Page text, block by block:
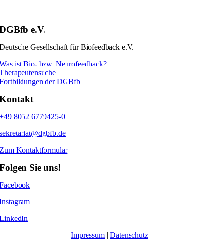
DGBfb e.V.
Deutsche Gesellschaft für Biofeedback e.V.
Was ist Bio- bzw. Neurofeedback?
Therapeutensuche
Fortbildungen der DGBfb
Kontakt
+49 8052 6779425-0
sekretariat@dgbfb.de
Zum Kontaktformular
Folgen Sie uns!
Facebook
Instagram
LinkedIn
Impressum | Datenschutz